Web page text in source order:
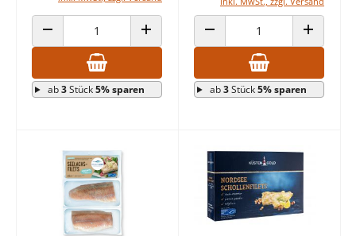
ANZAHL VERRINGERN ANZAHL ERHÖHEN
ab3Stück5% sparen
ANZAHL VERRINGERN ANZAHL
ab3Stück5% sparen